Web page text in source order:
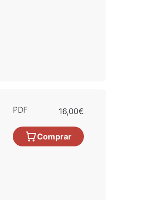
PDF 16,00€
Comprar